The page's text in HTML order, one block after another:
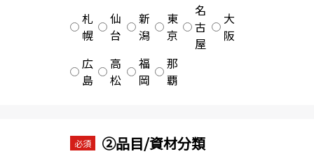
札
幌
仙
台
新
潟
東
京
名
古
屋
大
阪
広
島
高
松
福
岡
那
覇
必須 ②品目/資材分類